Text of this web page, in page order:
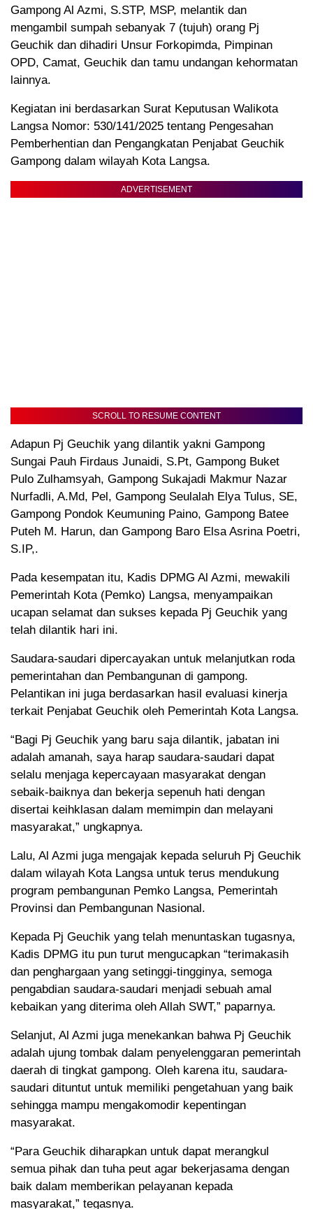
Gampong Al Azmi, S.STP, MSP, melantik dan
mengambil sumpah sebanyak 7 (tujuh) orang Pj
Geuchik dan dihadiri Unsur Forkopimda, Pimpinan
OPD, Camat, Geuchik dan tamu undangan kehormatan
lainnya.
Kegiatan ini berdasarkan Surat Keputusan Walikota
Langsa Nomor: 530/141/2025 tentang Pengesahan
Pemberhentian dan Pengangkatan Penjabat Geuchik
Gampong dalam wilayah Kota Langsa.
ADVERTISEMENT
SCROLL TO RESUME CONTENT
Adapun Pj Geuchik yang dilantik yakni Gampong
Sungai Pauh Firdaus Junaidi, S.Pt, Gampong Buket
Pulo Zulhamsyah, Gampong Sukajadi Makmur Nazar
Nurfadli, A.Md, Pel, Gampong Seulalah Elya Tulus, SE,
Gampong Pondok Keumuning Paino, Gampong Batee
Puteh M. Harun, dan Gampong Baro Elsa Asrina Poetri,
S.IP,.
Pada kesempatan itu, Kadis DPMG Al Azmi, mewakili
Pemerintah Kota (Pemko) Langsa, menyampaikan
ucapan selamat dan sukses kepada Pj Geuchik yang
telah dilantik hari ini.
Saudara-saudari dipercayakan untuk melanjutkan roda
pemerintahan dan Pembangunan di gampong.
Pelantikan ini juga berdasarkan hasil evaluasi kinerja
terkait Penjabat Geuchik oleh Pemerintah Kota Langsa.
“Bagi Pj Geuchik yang baru saja dilantik, jabatan ini
adalah amanah, saya harap saudara-saudari dapat
selalu menjaga kepercayaan masyarakat dengan
sebaik-baiknya dan bekerja sepenuh hati dengan
disertai keihklasan dalam memimpin dan melayani
masyarakat,” ungkapnya.
Lalu, Al Azmi juga mengajak kepada seluruh Pj Geuchik
dalam wilayah Kota Langsa untuk terus mendukung
program pembangunan Pemko Langsa, Pemerintah
Provinsi dan Pembangunan Nasional.
Kepada Pj Geuchik yang telah menuntaskan tugasnya,
Kadis DPMG itu pun turut mengucapkan “terimakasih
dan penghargaan yang setinggi-tingginya, semoga
pengabdian saudara-saudari menjadi sebuah amal
kebaikan yang diterima oleh Allah SWT,” paparnya.
Selanjut, Al Azmi juga menekankan bahwa Pj Geuchik
adalah ujung tombak dalam penyelenggaran pemerintah
daerah di tingkat gampong. Oleh karena itu, saudara-
saudari dituntut untuk memiliki pengetahuan yang baik
sehingga mampu mengakomodir kepentingan
masyarakat.
“Para Geuchik diharapkan untuk dapat merangkul
semua pihak dan tuha peut agar bekerjasama dengan
baik dalam memberikan pelayanan kepada
masyarakat,” tegasnya.